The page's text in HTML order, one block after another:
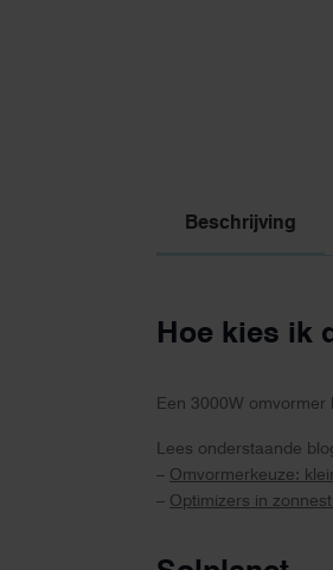
Beschrijving
Hoe kies ik
Een 3000W
Lees onderstaande
– Omvormerkeuze:
– Optimizers in